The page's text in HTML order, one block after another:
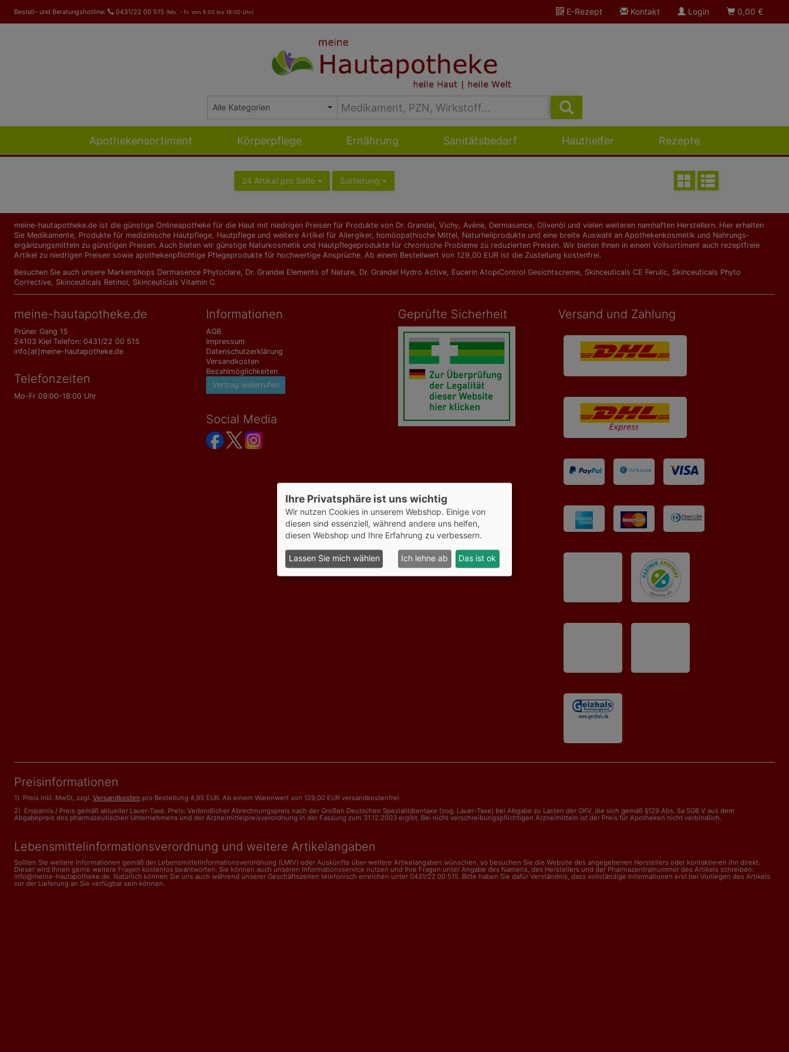
Bestell- und Beratungshotline: 0431/22 00 515 (Mo. - Fr. von 9:00 bis 18:00 Uhr) E-Rezept Kontakt Login 0,00 €
Apothekensortiment Körperpflege Ernährung Sanitätsbedarf Hauthelfer Rezepte
24 Artikel pro Seite Sortierung
meine-hautapotheke.de ist die günstige Onlineapotheke für die Haut mit niedrigen Preisen für Produkte von Dr. Grandel, Vichy, Avène, Dermasence, Olivenöl und vielen weiteren namhaften Herstellern. Hier erhalten
Sie Medikamente, Produkte für medizinische Hautpflege, Hautpflege und weitere Artikel für Allergiker, homöopathische Mittel, Naturheilprodukte und eine breite Auswahl an Apothekenkosmetik und Nahrungs­
ergänzungs­mitteln zu günstigen Preisen. Auch bieten wir günstige Naturkosmetik und Hautpflegeprodukte für chronische Probleme zu reduzierten Preisen. Wir bieten Ihnen in einem Vollsortiment auch rezeptfreie
Artikel zu niedrigen Preisen sowie apothekenpflichtige Pflegeprodukte für hochwertige Ansprüche. Ab einem Bestellwert von 129,00 EUR ist die Zustellung kostenfrei.
Besuchen Sie auch unsere Markenshops Dermasence Phytoclare, Dr. Grandel Elements of Nature, Dr. Grandel Hydro Active, Eucerin AtopiControl Gesichtscreme, Skinceuticals CE Ferulic, Skinceuticals Phyto
Corrective, Skinceuticals Retinol, Skinceuticals Vitamin C.
meine-hautapotheke.de
Prüner Gang 15
24103 Kiel Telefon: 0431/22 00 515
info[at]meine-hautapotheke.de
Telefonzeiten
Mo-Fr 09:00-18:00 Uhr
Informationen
AGB
Impressum
Datenschutzerklärung
Versandkosten
Bezahlmöglichkeiten
Vertrag widerrufen
Social Media
Geprüfte Sicherheit Versand und Zahlung
Preisinformationen
1) Preis inkl. MwSt, zzgl. Versandkosten pro Bestellung 4,95 EUR. Ab einem Warenwert von 129,00 EUR versandkostenfrei.
2) Ersparnis / Preis gemäß aktueller Lauer-Taxe. Preis: Verbindlicher Abrechnungspreis nach der Großen Deutschen Spezialitätentaxe (sog. Lauer-Taxe) bei Abgabe zu Lasten der GKV, die sich gemäß §129 Abs. 5a SGB V aus dem
Abgabepreis des pharmazeutischen Unternehmens und der Arzneimittelpreisverordnung in der Fassung zum 31.12.2003 ergibt. Bei nicht verschreibungspflichtigen Arzneimitteln ist der Preis für Apotheken nicht verbindlich.
Lebensmittelinformations­verordnung und weitere Artikelangaben
Sollten Sie weitere Informationen gemäß der Lebensmittel­informations­verordnung (LMIV) oder Auskünfte über weitere Artikelangaben wünschen, so besuchen Sie die Website des angegebenen Herstellers oder kontaktieren ihn direkt.
Dieser wird Ihnen gerne weitere Fragen kostenlos beantworten. Sie können auch unseren Informationsservice nutzen und Ihre Fragen unter Angabe des Namens, des Herstellers und der Pharmazentralnummer des Artikels schreiben:
info@meine-hautapotheke.de. Natürlich können Sie uns auch während unserer Geschäftszeiten telefonisch erreichen unter 0431/22 00 515. Bitte haben Sie dafür Verständnis, dass vollständige Informationen erst bei Vorliegen des Artikels
vor der Lieferung an Sie verfügbar sein können.
Ihre Privatsphäre ist uns wichtig
Wir nutzen Cookies in unserem Webshop. Einige von
diesen sind essenziell, während andere uns helfen,
diesen Webshop und Ihre Erfahrung zu verbessern.
Lassen Sie mich wählen Ich lehne ab Das ist ok